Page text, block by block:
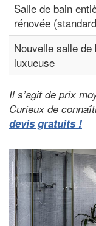
Salle de bain
rénovée
Nouvelle salle de
luxueuse
Il s’agit de prix
Curieux de
devis gratuits !